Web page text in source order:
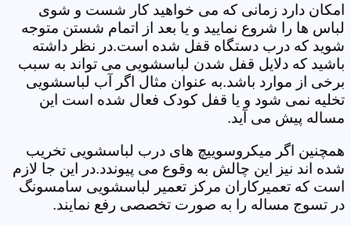
امکان دارد زمانی که می خواهید کار شست و شوی
لباس ها را شروع نمایید و یا بعد از اتمام شستن متوجه
شوید که درب دستگاه قفل شده است.در نظر داشته
باشید که دلایل قفل شدن لباسشویی می تواند به سبب
برخی از موارد باشد.به عنوان مثال اگر آب لباسشویی
تخلیه نمی شود و یا قفل کودک فعال شده است این
مساله پیش می آید.
همچنین اگر میکروسوییچ های درب لباسشویی تخریب
شده اند نیز این چالش به وقوع می پیوندد.در این جا لازم
است که تعمیرکاران مرکز تعمیر لباسشویی سامسونگ
در تسوج مساله را به صورت تخصصی رفع نمایند.